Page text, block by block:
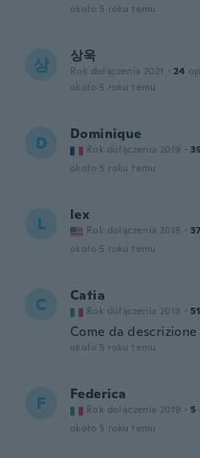
około 5 roku temu
상 상욱
Rok dołączenia 2021 · 24
około 5 roku temu
D Dominique
Rok dołączenia 2019 ·
około 5 roku temu
L lex
Rok dołączenia 2019 · 37
około 5 roku temu
C Catia
Rok dołączenia 2018 ·
Come da descrizione
około 5 roku temu
F Federica
Rok dołączenia 2019 · 5
około 5 roku temu